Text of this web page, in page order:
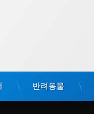
반려동물